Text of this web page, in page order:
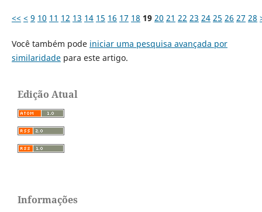
<< < 9 10 11 12 13 14 15 16 17 18 19 20 21 22 23 24 25 26 27 28
Você também pode iniciar uma pesquisa avançada por
similaridadepara este artigo.
Edição Atual
Informações